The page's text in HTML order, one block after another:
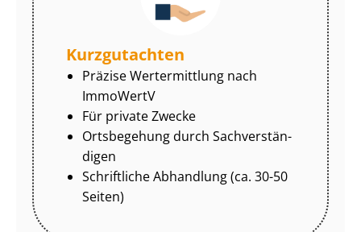
Kurzgutachten
Präzise Wertermittlung nach
ImmoWertV
Für private Zwecke
Ortsbegehung durch Sach­ver­stän­
di­gen
Schriftliche Abhandlung (ca. 30-50
Seiten)